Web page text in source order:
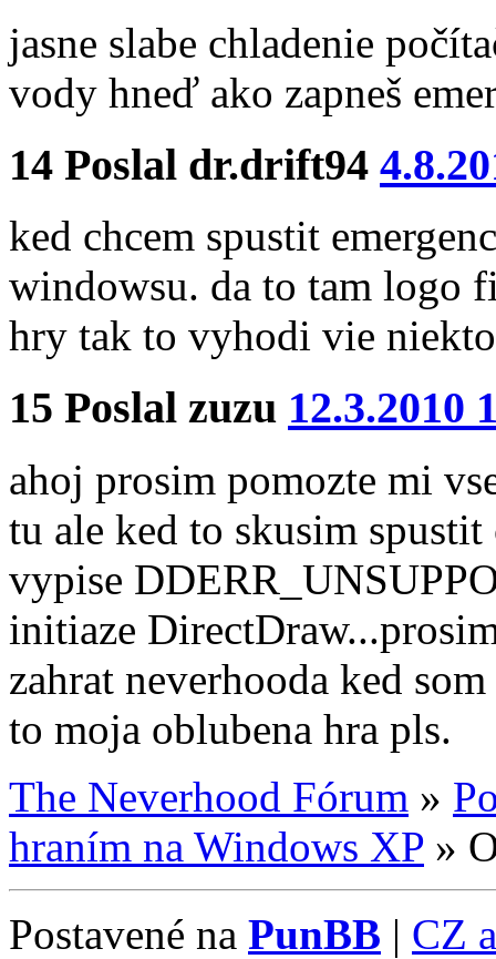
jasne slabe chladenie
vody hneď ako zapneš
14 Poslal dr.drift94
ked chcem spustit
windowsu. da to tam logo
hry tak to vyhodi vie
15 Poslal zuzu 12.3.2010
ahoj prosim pomozte mi
tu ale ked to skusim
vypise
initiaze
zahrat neverhooda ked
to moja oblubena hra pls.
The Neverhood Fórum »
hraním na Windows XP »
Postavené na PunBB | CZ